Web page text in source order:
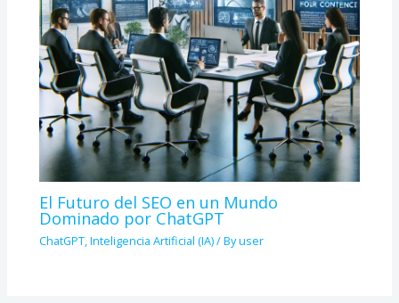
El Futuro del SEO en un Mundo
Dominado por ChatGPT
ChatGPT,Inteligencia Artificial (IA)/ Byuser